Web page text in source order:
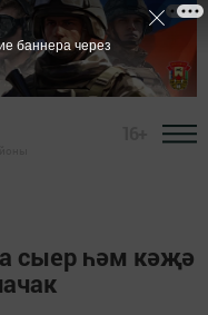
сыер һәм кәҗә
баннера через